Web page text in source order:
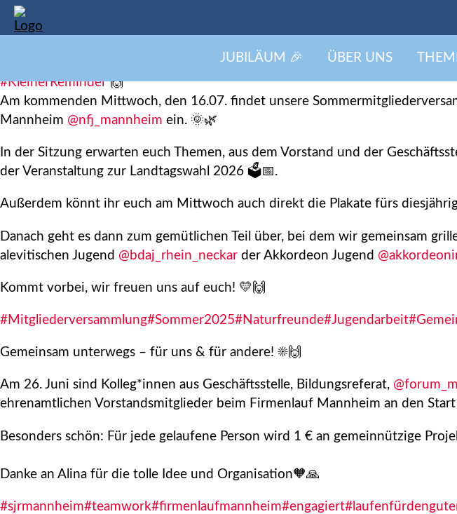
JUBILÄUM 🎉 ÜBER UNS
#KleinerReminder🙌
Am kommenden Mittwoch, den 16.07. findet unsere
Mannheim @nfj_mannheim ein. 🌞🌿
In der Sitzung erwarten euch Themen, aus dem Vorstand und der
der Veranstaltung zur Landtagswahl 2026 🗳️📅.
Außerdem könnt ihr euch am Mittwoch auch direkt die Plakate fürs
Danach geht es dann zum gemütlichen Teil über, bei dem wir gemeinsam
alevitischen Jugend @bdaj_rhein_neckar der Akkordeon Jugend
Kommt vorbei, wir freuen uns auf euch! 💛🙌
#Mitgliederversammlung#Sommer2025#Naturfreunde#Jugendarbeit
Gemeinsam unterwegs – für uns & für andere! ☀️🙌
Am 26. Juni sind Kolleg*innen aus Geschäftsstelle, Bildungsreferat,
ehrenamtlichen Vorstandsmitglieder beim Firmenlauf Mannheim an den
Besonders schön: Für jede gelaufene Person wird 1 € an gemeinnützige
Danke an Alina für die tolle Idee und Organisation🧡🙏
#sjrmannheim#teamwork#firmenlaufmannheim#engagiert